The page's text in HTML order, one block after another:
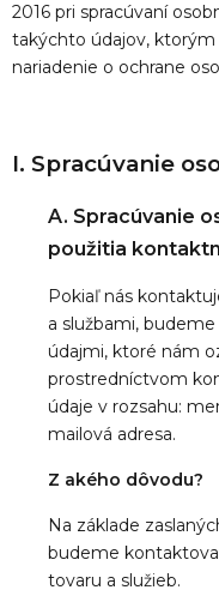
2016 pri spracúvaní
takýchto údajov, ktorým
nariadenie o ochrane
I. Spracúvanie
A. Spracúvanie
použitia
Pokiaľ nás
a službami,
údajmi, ktoré nám
prostredníctvom
údaje v rozsahu:
mailová adresa.
Z akého dôvodu?
Na základe
budeme
tovaru a služieb.